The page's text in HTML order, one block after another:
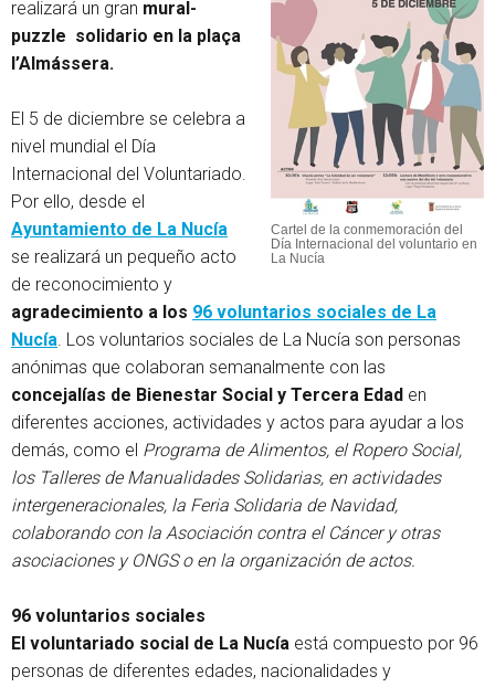
Cartel de la conmemoración del
Día Internacional del voluntario en
La Nucía
realizará un gran mural-
puzzle solidario en la plaça
l’Almássera.
El 5 de diciembre se celebra a
nivel mundial el Día
Internacional del Voluntariado.
Por ello, desde el
Ayuntamiento de La Nucía
se realizará un pequeño acto
de reconocimiento y
agradecimiento a los 96 voluntarios sociales de La
Nucía. Los voluntarios sociales de La Nucía son personas
anónimas que colaboran semanalmente con las
concejalías de Bienestar Social y Tercera Edad en
diferentes acciones, actividades y actos para ayudar a los
demás, como el Programa de Alimentos, el Ropero Social,
los Talleres de Manualidades Solidarias, en actividades
intergeneracionales, la Feria Solidaria de Navidad,
colaborando con la Asociación contra el Cáncer y otras
asociaciones y ONGS o en la organización de actos.
96 voluntarios sociales
El voluntariado social de La Nucía está compuesto por 96
personas de diferentes edades, nacionalidades y